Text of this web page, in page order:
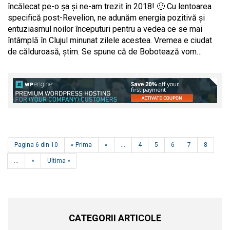
încălecat pe-o șa și ne-am trezit în 2018! 🙂 Cu lentoarea
specifică post-Revelion, ne adunăm energia pozitivă și
entuziasmul noilor începuturi pentru a vedea ce se mai
întâmplă în Clujul minunat zilele acestea. Vremea e ciudat
de călduroasă, știm. Se spune că de Bobotează vom…
Pagina 6 din 10 « Prima « ... 4 5 6 7 8
... » Ultima »
CATEGORII ARTICOLE